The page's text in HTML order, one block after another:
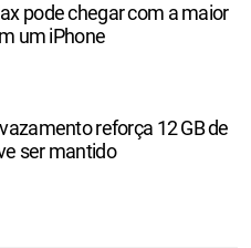
pode chegar com a maior
um iPhone
reforça 12 GB de
ser mantido